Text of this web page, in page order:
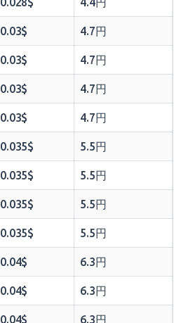
0.03$ 4.7円
0.03$ 4.7円
0.03$ 4.7円
0.03$ 4.7円
0.035$ 5.5円
0.035$ 5.5円
0.035$ 5.5円
0.035$ 5.5円
0.04$ 6.3円
0.04$ 6.3円
0.04$ 6.3円